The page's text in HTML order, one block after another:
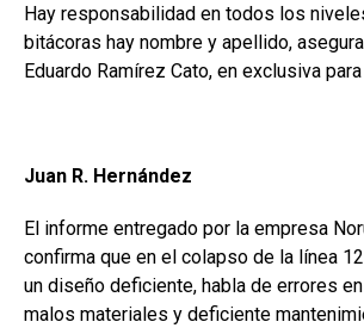
Hay responsabilidad en todos los
bitácoras hay nombre y apellido,
Eduardo Ramírez Cato, en exclusiva para
Juan R. Hernández
El informe entregado por la empresa
confirma que en el colapso de la línea
un diseño deficiente, habla de errores
malos materiales y deficiente